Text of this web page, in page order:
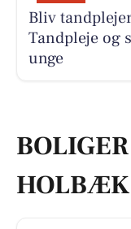
Bliv
Tandpleje og
unge
HOLBÆK